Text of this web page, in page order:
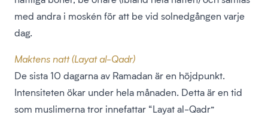
med andra i moskén för att be vid solnedgången varje
dag.
Maktens natt (Layat al-Qadr)
De sista 10 dagarna av Ramadan är en höjdpunkt.
Intensiteten ökar under hela månaden. Detta är en tid
som muslimerna tror innefattar “Layat al-Qadr”